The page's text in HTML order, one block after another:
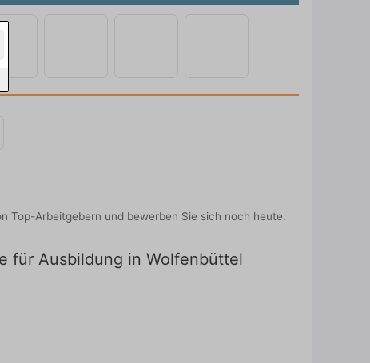
Top-Arbeitgebern und bewerben Sie sich noch heute.
für Ausbildung in Wolfenbüttel